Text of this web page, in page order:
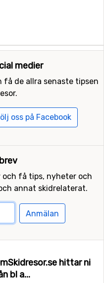
medier
få de allra senaste tipsen
oss på Facebook
få tips, nyheter och
annat skidrelaterat.
Anmälan
hittar ni
bl a...